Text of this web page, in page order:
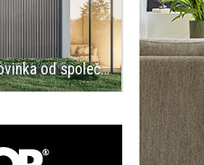
WPC fasádní obklady GARDIN Deco Wall jako novinka od společnosti JAF HOLZ